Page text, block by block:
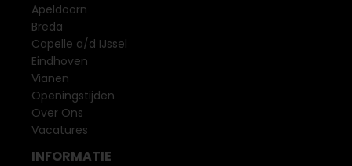
Apeldoorn
Breda
Capelle a/d IJssel
Eindhoven
Vianen
Openingstijden
Over Ons
Vacatures
INFORMATIE